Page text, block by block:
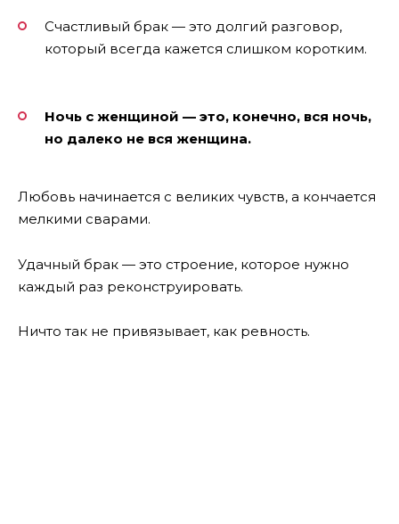
Счастливый брак — это долгий разговор,
который всегда кажется слишком коротким.
Ночь с женщиной — это, конечно, вся ночь,
но далеко не вся женщина.
Любовь начинается с великих чувств, а кончается
мелкими сварами.
Удачный брак — это строение, которое нужно
каждый раз реконструировать.
Ничто так не привязывает, как ревность.